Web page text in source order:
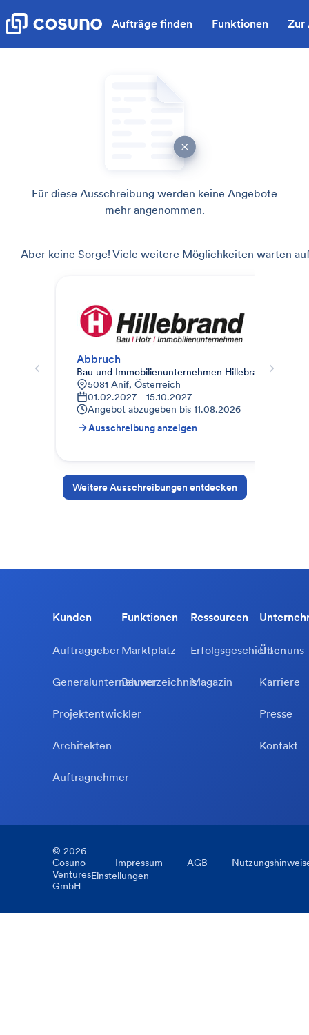
Aufträge finden Funktionen Zur
Für diese Ausschreibung werden keine Angebote
mehr angenommen.
Aber keine Sorge! Viele weitere Möglichkeiten warten
Abbruch
Bau und Immobilienunternehmen Hillebrand
5081 Anif, Österreich
01.02.2027 - 15.10.2027
Angebot abzugeben bis 11.08.2026
Ausschreibung anzeigen
Weitere Ausschreibungen entdecken
Kunden
Auftraggeber
Generalunternehmer
Projektentwickler
Architekten
Auftragnehmer
Funktionen
Marktplatz
Bauverzeichnis
Ressourcen
Erfolgsgeschichten
Magazin
Über uns
Karriere
Presse
Kontakt
© 2026
Cosuno
Ventures
GmbH
Impressum AGB
Einstellungen